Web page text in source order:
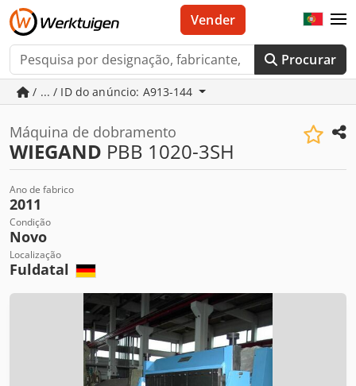
Procurar
Vender
/ ... / ID do anúncio: A913-144
Máquina de dobramento
WIEGAND PBB 1020-3SH
Ano de fabrico
2011
Condição
Novo
Localização
Fuldatal